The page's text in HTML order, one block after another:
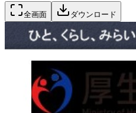
全画面 ダウンロード